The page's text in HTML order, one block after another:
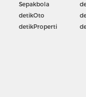
Sepakbola
detikOto
detikProperti